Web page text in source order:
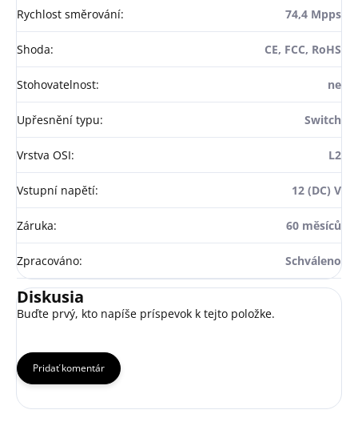
Rychlost směrování: 74,4 Mpps
Shoda: CE, FCC, RoHS
Stohovatelnost: ne
Upřesnění typu: Switch
Vrstva OSI: L2
Vstupní napětí: 12 (DC) V
Záruka: 60 měsíců
Zpracováno: Schváleno
Diskusia
Buďte prvý, kto napíše príspevok k tejto položke.
Pridať komentár